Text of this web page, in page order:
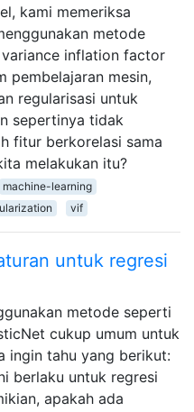
kami memeriksa
metode
inflation factor
pembelajaran mesin,
regularisasi untuk
sepertinya tidak
fitur berkorelasi sama
melakukan itu?
machine-learning
vif
untuk regresi
metode seperti
cukup umum untuk
ingin tahu yang berikut:
berlaku untuk regresi
apakah ada